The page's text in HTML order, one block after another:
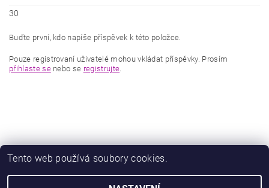
30
Buďte první, kdo napíše příspěvek k této položce.
Pouze registrovaní uživatelé mohou vkládat příspěvky. Prosím
přihlaste senebo se registrujte.
Heureka.cz
Tento web používá soubory cookies.